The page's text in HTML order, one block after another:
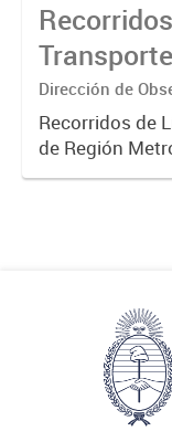
Buenos
Dirección de
Transporte,
Recorridos de
de Región
Aires (RMBA).-